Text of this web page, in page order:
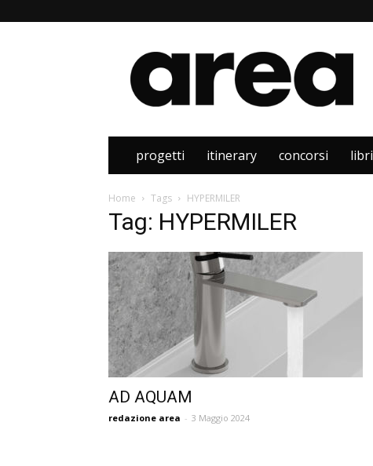
Area
progetti itinerary concorsi libri
Home Tags HYPERMILER
Tag: HYPERMILER
AD AQUAM
redazione area - 3 Maggio 2024